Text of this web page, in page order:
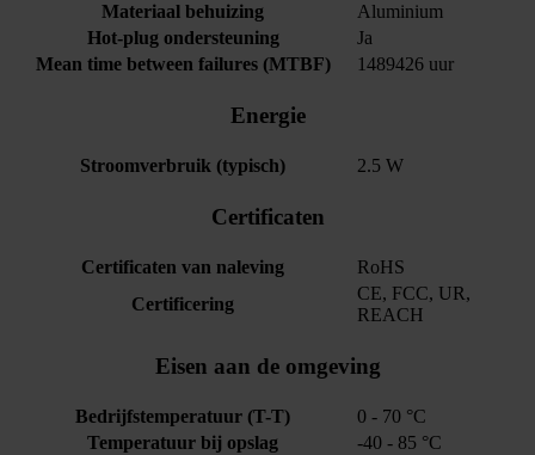
Materiaal behuizing
Aluminium
Hot-plug ondersteuning
Ja
Mean time between failures (MTBF)
1489426 uur
Energie
Stroomverbruik (typisch) 2.5 W
Certificaten
Certificaten van naleving
RoHS
Certificering
CE, FCC, UR,
REACH
Eisen aan de omgeving
Bedrijfstemperatuur (T-T)
0 - 70 °C
Temperatuur bij opslag
-40 - 85 °C